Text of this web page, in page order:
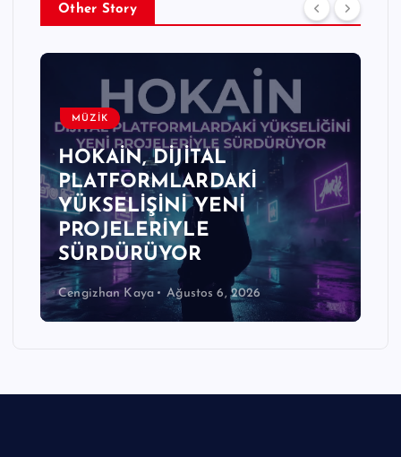
Other Story
MÜZİK
HOKAİN, DİJİTAL
PLATFORMLARDAKİ
YÜKSELİŞİNİ YENİ
PROJELERİYLE
SÜRDÜRÜYOR
Cengizhan Kaya Ağustos 6, 2026